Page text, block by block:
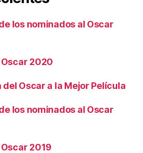
los nominados al Oscar
2020
Oscar a la Mejor Película
los nominados al Oscar
2019